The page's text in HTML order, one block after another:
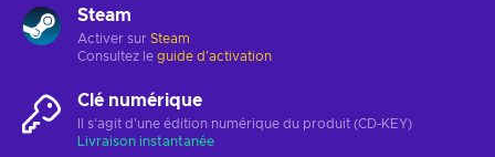
Steam
Activer sur Steam
Consultez le guide d'activation
Clé numérique
Il s'agit d'une édition numérique du produit (CD-KEY)
Livraison instantanée